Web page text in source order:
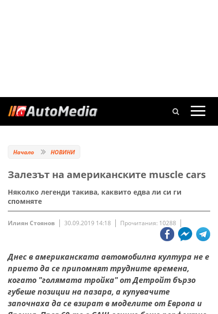
Начало НОВИНИ
Залезът на американските muscle cars
Няколко легенди такива, каквито едва ли си ги
спомняте
Илиян Стоянов 30.09.2019 14:18 Прочитания: 10288
Днес в американската автомобилна култура не е
прието да се припомнят трудните времена,
когато "голямата тройка" от Детройт бързо
губеше позиции на пазара, а купувачите
започнаха да се взират в моделите от Европа и